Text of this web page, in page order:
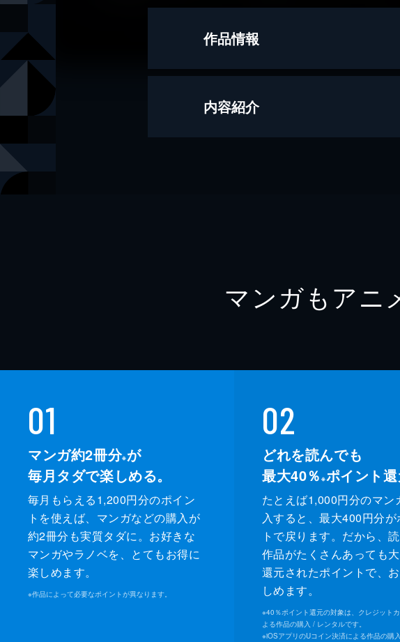
作品情報
著者
出版社
講談社
内容紹介
マンガもアニ
01
マンガ約2冊分※が
毎月タダで楽しめる。
毎月もらえる1,200円分のポイン
トを使えば、マンガなどの購入が
約2冊分も実質タダに。お好きな
マンガやラノベを、とてもお得に
楽しめます。
※作品によって必要なポイントが異なります。
02
どれを読んでも
最大40％ ※ポイント還
たとえば1,000円分のマン
入すると、最大400円分が
トで戻ります。だから、
作品がたくさんあっても大
還元されたポイントで、
しめます。
※40％ポイント還元の対象は、クレジット
よる作品の購入 / レンタルです。
※iOSアプリのUコイン決済による作品の購